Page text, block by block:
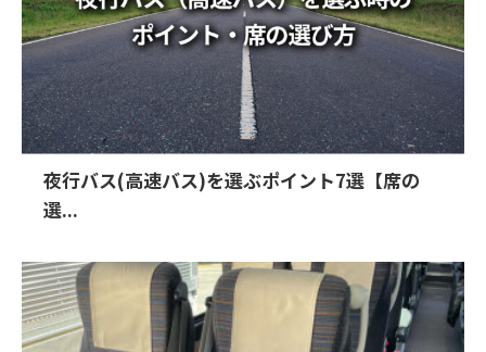
夜行バス(高速バス)を選ぶポイント7選【席の
選...